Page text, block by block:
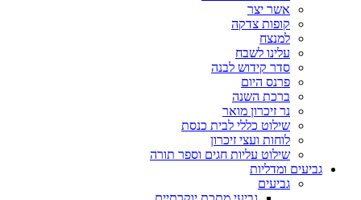
אשר יצר
קופות צדקה
למנצח
עלינו לשבח
סדר קידוש לבנה
פרנס היום
ברכת השנה
נר זיכרון מואר
שילוט כללי לבית כנסת
לוחות ועצי זיכרון
שילוט עליות חגים וספר תורה
גביעים ומדליות
גביעים